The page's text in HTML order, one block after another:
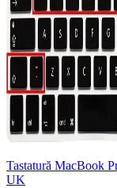
Tastatură MacBook
UK